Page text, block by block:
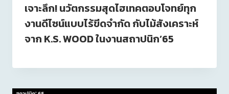
เจาะลึก! นวัตกรรมสุดไฮเทคตอบโจทย์ทุก
งานดีไซน์แบบไร้ขีดจำกัด กับไม้สังเคราะห์
จาก K.S. WOOD ในงานสถาปนิก’65